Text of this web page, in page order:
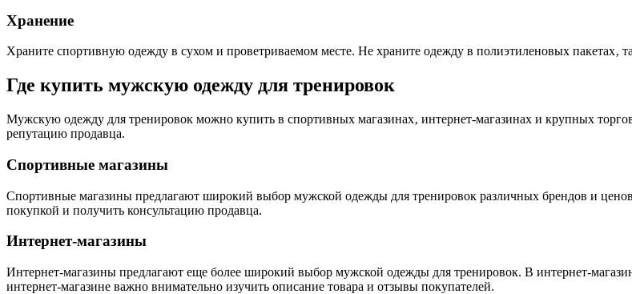
Хранение
Храните спортивную одежду в сухом и проветриваемом месте. Не храните одежду в полиэтиленовых пакетах‚
Где купить мужскую одежду для тренировок
Мужскую одежду для тренировок можно купить в спортивных магазинах‚ интернет-магазинах и крупных
репутацию продавца.
Спортивные магазины
Спортивные магазины предлагают широкий выбор мужской одежды для тренировок различных брендов и
покупкой и получить консультацию продавца.
Интернет-магазины
Интернет-магазины предлагают еще более широкий выбор мужской одежды для тренировок. В интернет-
интернет-магазине важно внимательно изучить описание товара и отзывы покупателей.